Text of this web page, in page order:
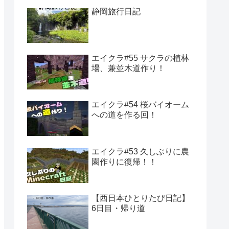
静岡旅行日記
エイクラ#55 サクラの植林
場、兼並木道作り！
エイクラ#54 桜バイオーム
への道を作る回！
エイクラ#53 久しぶりに農
園作りに復帰！！
【西日本ひとりたび日記】
6日目・帰り道